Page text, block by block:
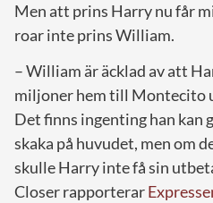
Men att prins Harry nu får
roar inte prins William.
– William är äcklad av att
miljoner hem till Montecito
Det finns ingenting han kan
skaka på huvudet, men om
skulle Harry inte få sin
Closer rapporterar